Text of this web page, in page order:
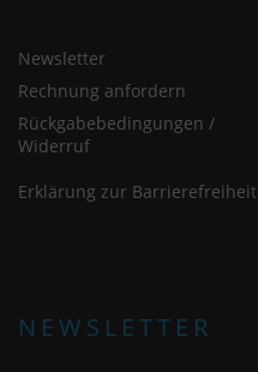
Newsletter
Rechnung anfordern
Rückgabebedingungen /
Widerruf
Erklärung zur Barrierefreiheit
NEWSLETTER